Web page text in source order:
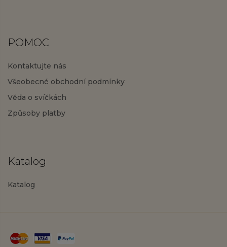
POMOC
Kontaktujte nás
Všeobecné obchodní podmínky
Věda o svíčkách
Způsoby platby
Katalog
Katalog